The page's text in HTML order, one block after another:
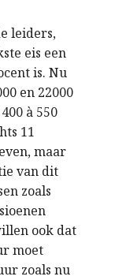
leiders,
eis een
is. Nu
en 22000
à 550
11
maar
van dit
zoals
ook dat
moet
zoals nu